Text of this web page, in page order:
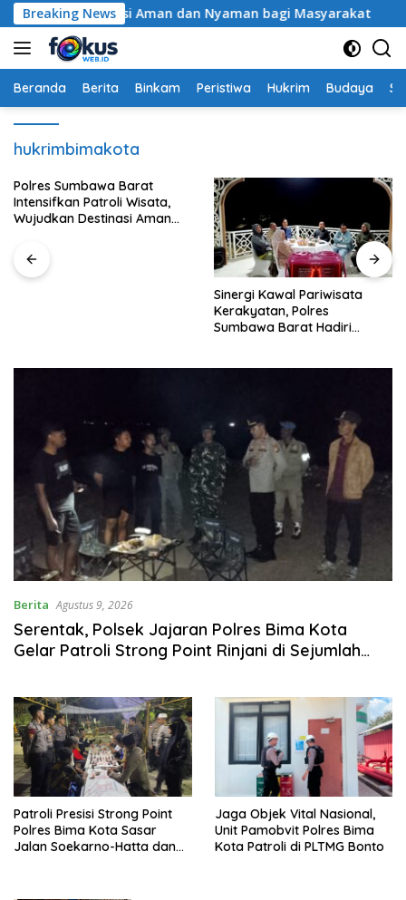
Langsung
ke
konten
Breaking News
Destinasi Aman dan Nyaman bagi Masyarakat
Beranda Berita Binkam Peristiwa Hukrim Budaya
hukrimbimakota
Polres Sumbawa Barat
Intensifkan Patroli Wisata,
Wujudkan Destinasi Aman
Masyarakat
Sinergi Kawal Pariwisata
Kerakyatan, Polres
Sumbawa Barat Hadiri
Berita Agustus 9, 2026
Serentak, Polsek Jajaran Polres Bima Kota
Gelar Patroli Strong Point Rinjani di Sejumlah
Patroli Presisi Strong Point
Polres Bima Kota Sasar
Jalan Soekarno-Hatta dan
‎Jaga Objek Vital Nasional,
Unit Pamobvit Polres Bima
Kota Patroli di PLTMG Bonto